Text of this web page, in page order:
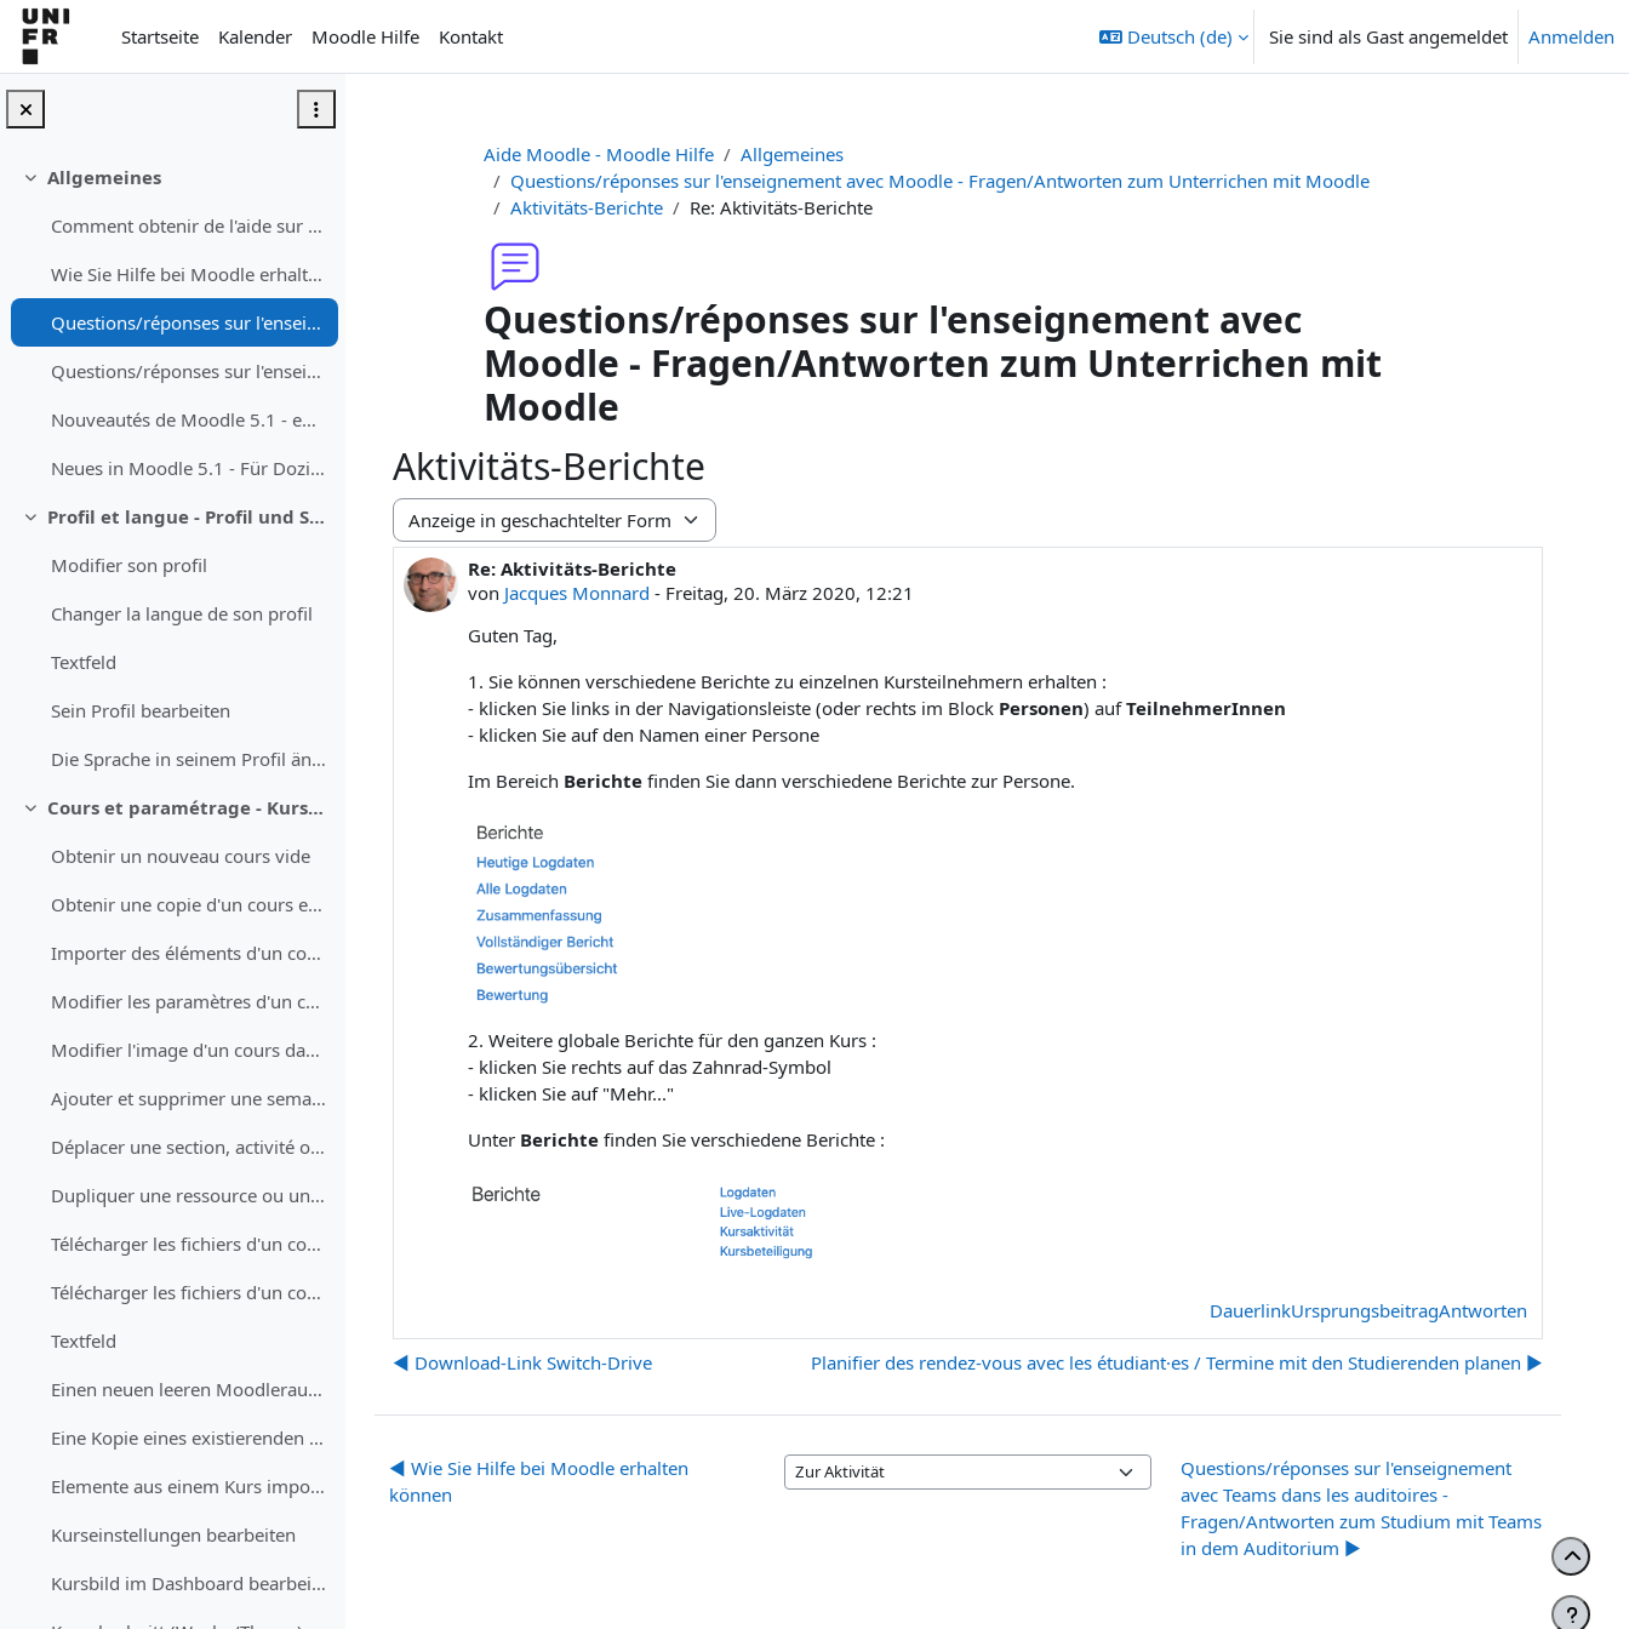
Zum Hauptinhalt
Startseite
Kalender Moodle Hilfe Kontakt Deutsch ‎(de)‎ Sie sind als Gast angemeldet Anmelden
Einklappen
Allgemeines
Comment obtenir de l'aide sur Moodle
Wie Sie Hilfe bei Moodle erhalten können
Questions/réponses sur l'enseignement avec Moodle - Fragen/Antworten zum Unterrichen mit Moodle
Questions/réponses sur l'enseignement avec Teams dans les auditoires - Fragen/Antworten zum Studium mit Teams in dem Auditorium
Nouveautés de Moodle 5.1 - enseignant·e
Neues in Moodle 5.1 - Für Dozierende
Einklappen
Profil et langue - Profil und Sprache
Modifier son profil
Changer la langue de son profil
Textfeld
Sein Profil bearbeiten
Die Sprache in seinem Profil ändern
Einklappen
Cours et paramétrage - Kurse und Einstellungen
Obtenir un nouveau cours vide
Obtenir une copie d'un cours existant
Importer des éléments d'un cours (test QCM, devoir, questions)
Modifier les paramètres d'un cours
Modifier l'image d'un cours dans le tableau de bord
Ajouter et supprimer une semaine ou une section
Déplacer une section, activité ou ressource par glisser-déplacer
Dupliquer une ressource ou une activité
Télécharger les fichiers d'un cours (étudiant·e)
Télécharger les fichiers d'un cours (enseignant·e)
Textfeld
Einen neuen leeren Moodleraum erhalten
Eine Kopie eines existierenden Kurses erhalten
Elemente aus einem Kurs importieren (Tests, Aufgaben, Fragen)
Kurseinstellungen bearbeiten
Kursbild im Dashboard bearbeiten
Aide Moodle - Moodle Hilfe
Allgemeines
Questions/réponses sur l'enseignement avec Moodle - Fragen/Antworten zum Unterrichen mit Moodle
Aktivitäts-Berichte
Re: Aktivitäts-Berichte
Questions/réponses sur l'enseignement avec
Moodle - Fragen/Antworten zum Unterrichen mit
Moodle
Aktivitäts-Berichte
Anzeigemodus
Re: Aktivitäts-Berichte
von Jacques Monnard - Freitag, 20. März 2020, 12:21
Anzahl Antworten: 0
Guten Tag,
1. Sie können verschiedene Berichte zu einzelnen Kursteilnehmern erhalten :
- klicken Sie links in der Navigationsleiste (oder rechts im Block Personen) aufTeilnehmerInnen
- klicken Sie auf den Namen einer Persone
Im Bereich Berichte finden Sie dann verschiedene Berichte zur Persone.
2. Weitere globale Berichte für den ganzen Kurs :
- klicken Sie rechts auf das Zahnrad-Symbol
- klicken Sie auf "Mehr..."
Unter Berichte finden Sie verschiedene Berichte :
DauerlinkUrsprungsbeitragAntworten
◀︎ Download-Link Switch-Drive Planifier des rendez-vous avec les étudiant·es / Termine mit den Studierenden planen ▶︎
◀︎ Wie Sie Hilfe bei Moodle erhalten
können
Zur Aktivität
Questions/réponses sur l'enseignement
avec Teams dans les auditoires -
Fragen/Antworten zum Studium mit Teams
in dem Auditorium ▶︎